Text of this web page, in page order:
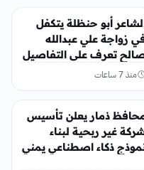
أبو حنظلة يتكفل
زواجة علي عبدالله
تعرف على التفاصيل
منذ 7 ساعات
منوعات
ذمار يعلن تأسيس
غير ربحية لبناء
ذكاء اصطناعي يمني